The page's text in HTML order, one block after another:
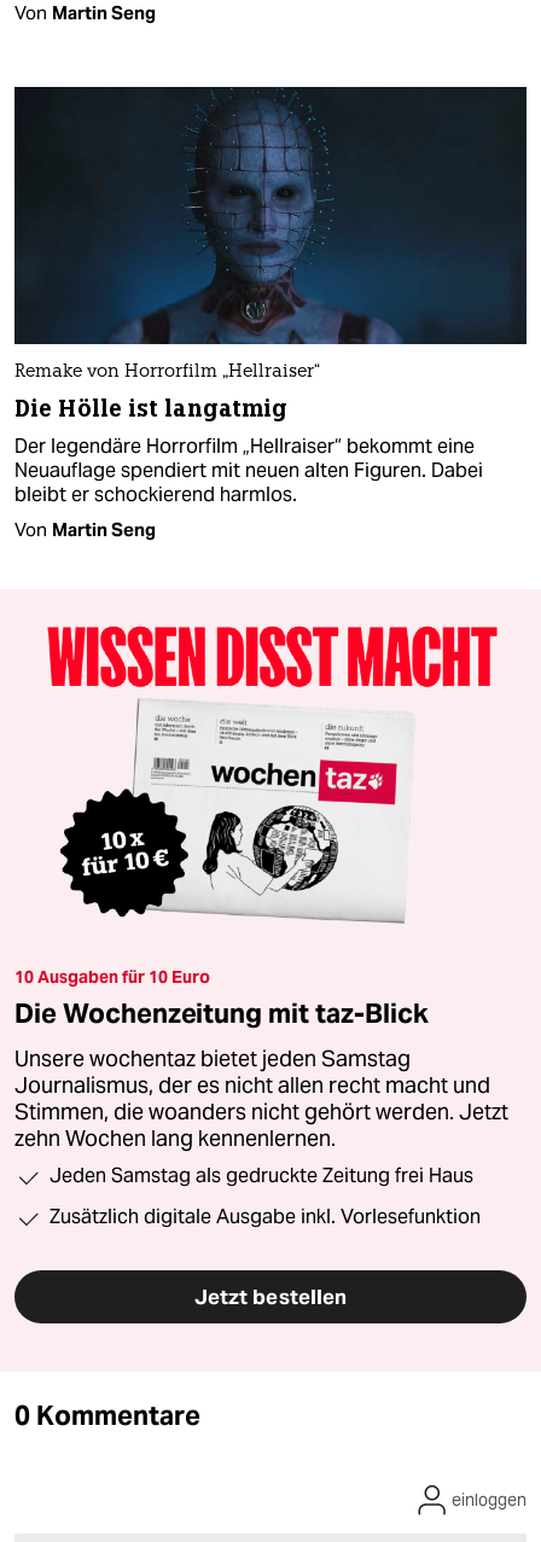
Von Martin Seng
Remake von Horrorfilm „Hellraiser“
Die Hölle ist langatmig
Der legendäre Horrorfilm „Hellraiser“ bekommt eine
Neuauflage spendiert mit neuen alten Figuren. Dabei
bleibt er schockierend harmlos.
Von Martin Seng
10 Ausgaben für 10 Euro
Die Wochenzeitung mit taz-Blick
Unsere wochentaz bietet jeden Samstag
Journalismus, der es nicht allen recht macht und
Stimmen, die woanders nicht gehört werden. Jetzt
zehn Wochen lang kennenlernen.
Jeden Samstag als gedruckte Zeitung frei Haus
Zusätzlich digitale Ausgabe inkl. Vorlesefunktion
Jetzt bestellen
0 Kommentare
einloggen